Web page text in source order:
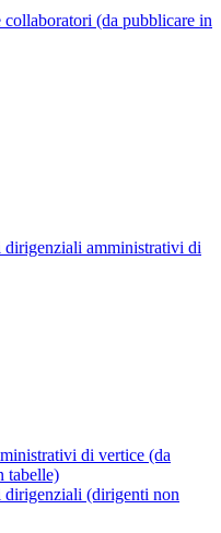
collaboratori (da pubblicare in
amministrativi di
di vertice (da
tabelle)
(dirigenti non